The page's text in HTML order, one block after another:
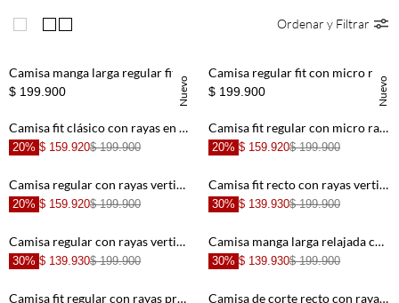
Ordenar y Filtrar
Nuevo
+
Camisa manga larga regular fit con micro rayas preteñidas en algodón rosa para hombre
$ 199.900 Nuevo
+
Camisa regular fit con micro rayas preteñidas en algodón azul para hombre
$ 199.900
Camisa fit clásico con rayas en algodón rosa para hombre
20% $ 159.920$ 199.900
Camisa fit regular con micro rayas en algodón rosa para hombre
20% $ 159.920$ 199.900
Camisa regular con rayas verticales en algodón azul para hombre
20% $ 159.920$ 199.900
Camisa fit recto con rayas verticales tejidas en azul para hombre
30% $ 139.930$ 199.900
Camisa regular con rayas verticales preteñidas en azul para hombre
30% $ 139.930$ 199.900
Camisa manga larga relajada con rayas preteñidas y textura arrugada en azul para hombre
30% $ 139.930$ 199.900
Camisa fit regular con rayas preteñidas en verde claro para hombre Camisa de corte recto con rayas preteñidas en poliéster verde salvia para hombre